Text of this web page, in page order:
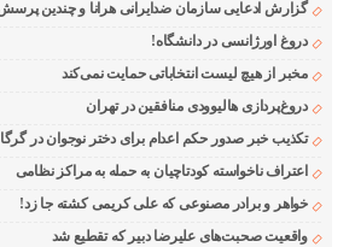
گزارش ادعایی سازمان ضدایرانی هرانا و چندین
دروغ اورژانسی در دانشگاه!
مخبر از هیچ لیست انتخاباتی حمایت نمی‌کند
دروغ‌پردازی هالیوودی منافقین در تهران
تکذیب خبر صدور حکم اعدام برای دختر نوجوان در
اعتراف ناخواسته کودتاچیان به حمله به مراکز نظامی
خواهر و برادر مصنوعی که علی کریمی کشته جا زد!
واقعیت صحبت‌های علیرضا دبیر که تقطیع شد